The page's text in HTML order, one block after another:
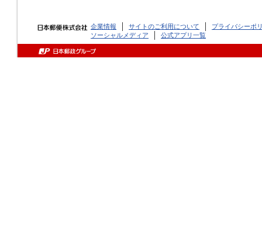
企業情報 サイトのご利用について
プライバシーポ
ソーシャルメディア
公式アプリ一覧